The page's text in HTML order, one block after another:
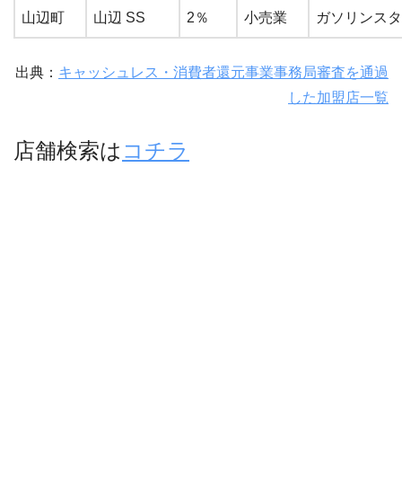
山辺町 山辺 SS 2％ 小売業 ガソリンス
出典： キャッシュレス・消費者還元事業事務局審査を通過
した加盟店一覧
店舗検索は コチラ